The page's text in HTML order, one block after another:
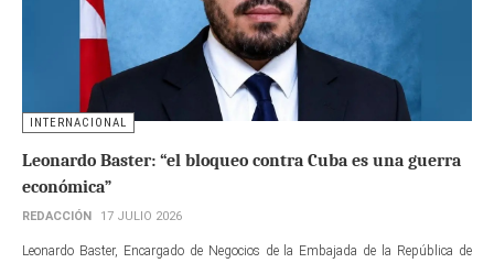
INTERNACIONAL
Leonardo Baster: “el bloqueo contra Cuba es una guerra
económica”
REDACCIÓN 17 JULIO 2026
Leonardo Baster, Encargado de Negocios de la Embajada de la República de